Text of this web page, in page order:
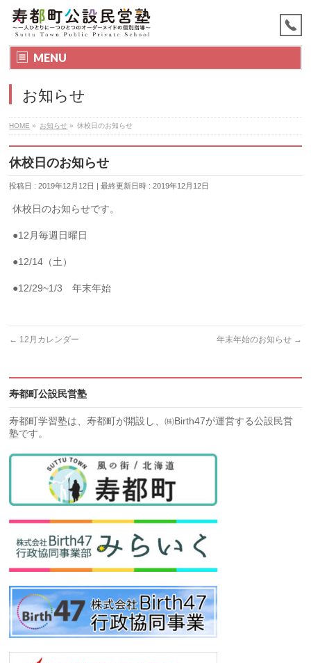
MENU
お知らせ
HOME » お知らせ » 休校日のお知らせ
休校日のお知らせ
投稿日 : 2019年12月12日 最終更新日時 : 2019年12月12日
休校日のお知らせです。
●12月毎週日曜日
●12/14（土）
●12/29~1/3 年末年始
← 12月カレンダー 年末年始のお知らせ →
寿都町公設民営塾
寿都町学習塾は、寿都町が開設し、㈱Birth47が運営する公設民営
塾です。